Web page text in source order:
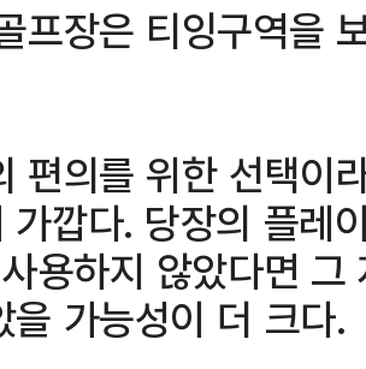
프장은 티잉구역을
편의를 위한 선택이
가깝다. 당장의 플레
용하지 않았다면
을 가능성이 더 크다.